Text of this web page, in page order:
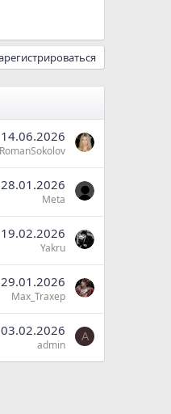
14.06.2026
RomanSokolov
28.01.2026
Meta
19.02.2026
Yakru
29.01.2026
Max_Traxep
03.02.2026
admin
A